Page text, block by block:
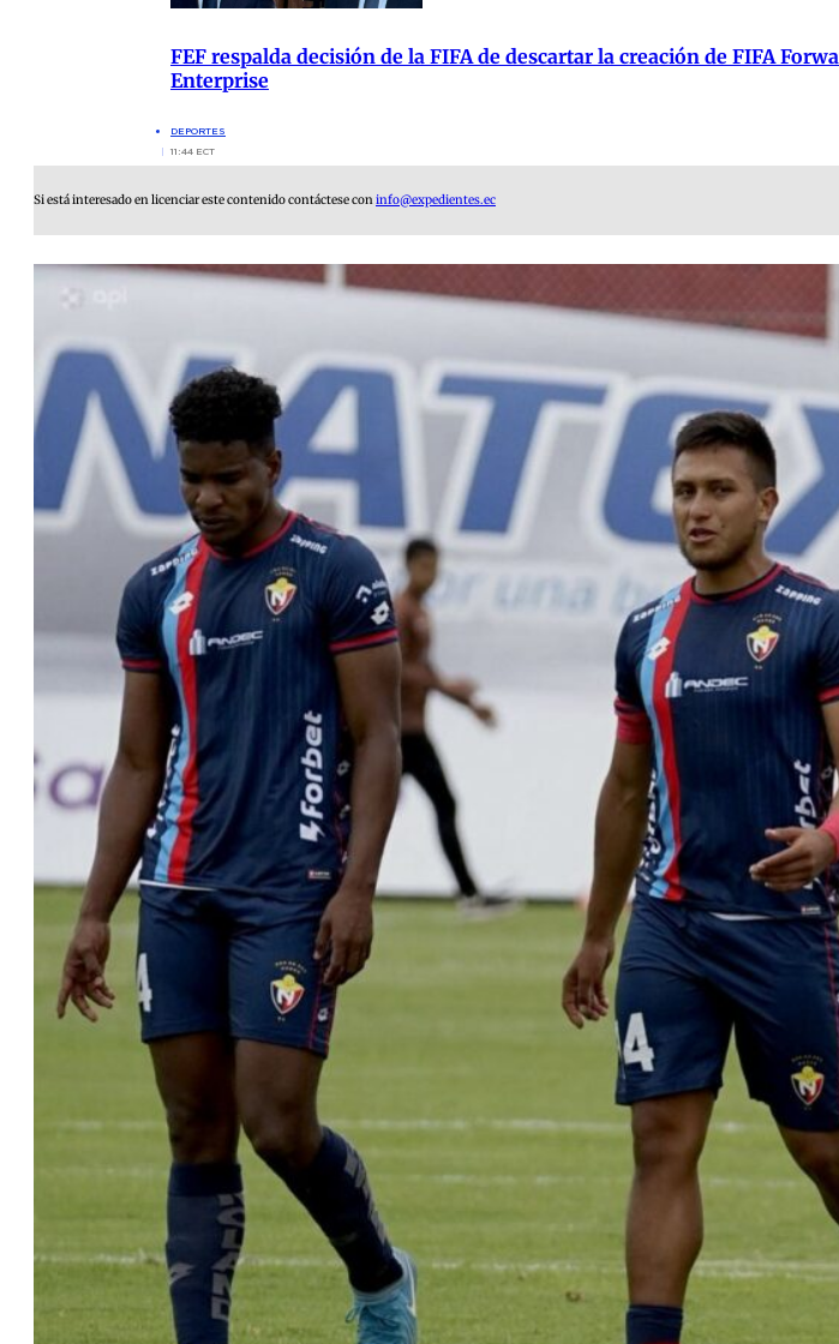
FEF respalda decisión de la FIFA de descartar la creación de FIFA
Enterprise
DEPORTES
11:44 ECT
Si está interesado en licenciar este contenido contáctese coninfo@expedientes.ec